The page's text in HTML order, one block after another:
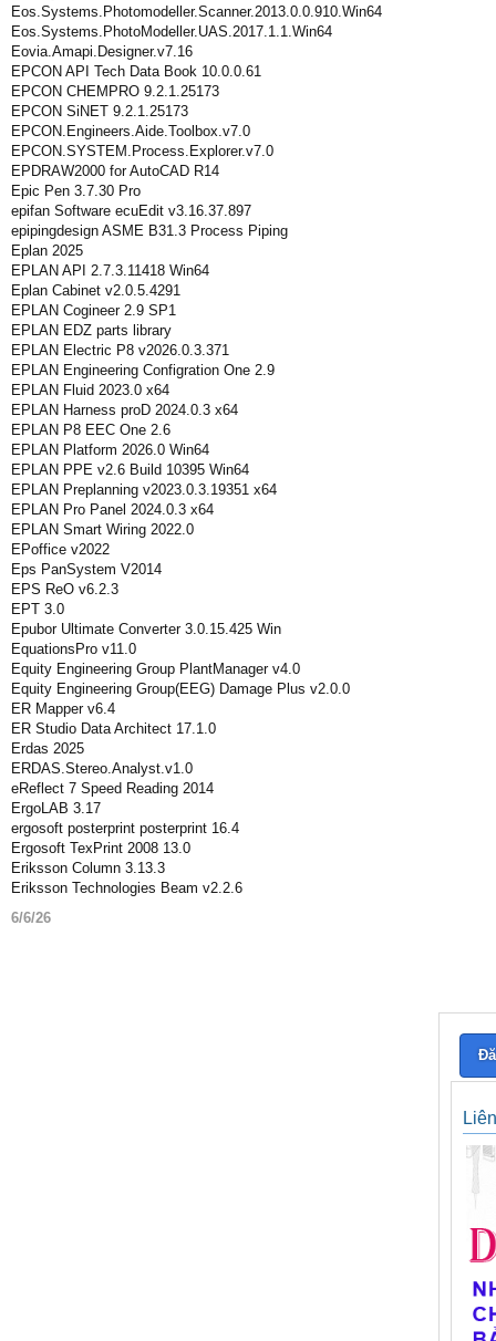
Eos.Systems.Photomodeller.Scanner.2013.0.0.910.Win64
Eos.Systems.PhotoModeller.UAS.2017.1.1.Win64
Eovia.Amapi.Designer.v7.16
EPCON API Tech Data Book 10.0.0.61
EPCON CHEMPRO 9.2.1.25173
EPCON SiNET 9.2.1.25173
EPCON.Engineers.Aide.Toolbox.v7.0
EPCON.SYSTEM.Process.Explorer.v7.0
EPDRAW2000 for AutoCAD R14
Epic Pen 3.7.30 Pro
epifan Software ecuEdit v3.16.37.897
epipingdesign ASME B31.3 Process Piping
Eplan 2025
EPLAN API 2.7.3.11418 Win64
Eplan Cabinet v2.0.5.4291
EPLAN Cogineer 2.9 SP1
EPLAN EDZ parts library
EPLAN Electric P8 v2026.0.3.371
EPLAN Engineering Configration One 2.9
EPLAN Fluid 2023.0 x64
EPLAN Harness proD 2024.0.3 x64
EPLAN P8 EEC One 2.6
EPLAN Platform 2026.0 Win64
EPLAN PPE v2.6 Build 10395 Win64
EPLAN Preplanning v2023.0.3.19351 x64
EPLAN Pro Panel 2024.0.3 x64
EPLAN Smart Wiring 2022.0
EPoffice v2022
Eps PanSystem V2014
EPS ReO v6.2.3
EPT 3.0
Epubor Ultimate Converter 3.0.15.425 Win
EquationsPro v11.0
Equity Engineering Group PlantManager v4.0
Equity Engineering Group(EEG) Damage Plus v2.0.0
ER Mapper v6.4
ER Studio Data Architect 17.1.0
Erdas 2025
ERDAS.Stereo.Analyst.v1.0
eReflect 7 Speed Reading 2014
ErgoLAB 3.17
ergosoft posterprint posterprint 16.4
Ergosoft TexPrint 2008 13.0
Eriksson Column 3.13.3
Eriksson Technologies Beam v2.2.6
6/6/26